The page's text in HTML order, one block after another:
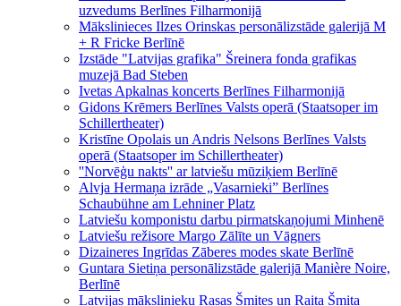
uzvedums Berlīnes Filharmonijā
Mākslinieces Ilzes Orinskas personālizstāde galerijā M
+ R Fricke Berlīnē
Izstāde "Latvijas grafika" Šreinera fonda grafikas
muzejā Bad Steben
Ivetas Apkalnas koncerts Berlīnes Filharmonijā
Gidons Krēmers Berlīnes Valsts operā (Staatsoper im
Schillertheater)
Kristīne Opolais un Andris Nelsons Berlīnes Valsts
operā (Staatsoper im Schillertheater)
''Norvēģu nakts'' ar latviešu mūziķiem Berlīnē
Alvja Hermaņa izrāde „Vasarnieki” Berlīnes
Schaubühne am Lehniner Platz
Latviešu komponistu darbu pirmatskaņojumi Minhenē
Latviešu režisore Margo Zālīte un Vāgners
Dizaineres Ingrīdas Zāberes modes skate Berlīnē
Guntara Sietiņa personālizstāde galerijā Manière Noire,
Berlīnē
Latvijas mākslinieku Rasas Šmites un Raita Šmita